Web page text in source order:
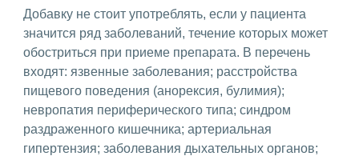
Добавку не стоит употреблять, если у пациента
значится ряд заболеваний, течение которых может
обостриться при приеме препарата. В перечень
входят: язвенные заболевания; расстройства
пищевого поведения (анорексия, булимия);
невропатия периферического типа; синдром
раздраженного кишечника; артериальная
гипертензия; заболевания дыхательных органов;